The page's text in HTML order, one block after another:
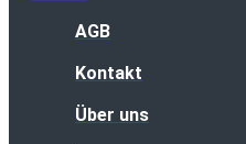
AGB
Kontakt
Über uns